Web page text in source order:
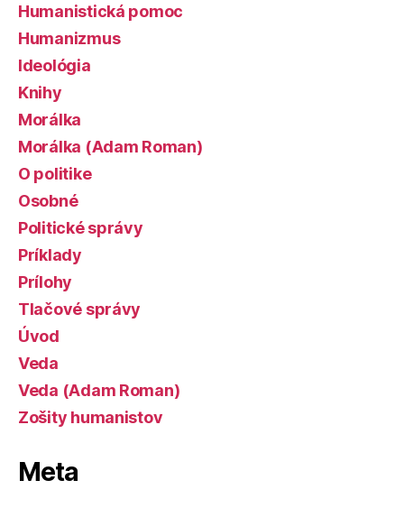
Humanistická pomoc
Humanizmus
Ideológia
Knihy
Morálka
Morálka (Adam Roman)
O politike
Osobné
Politické správy
Príklady
Prílohy
Tlačové správy
Úvod
Veda
Veda (Adam Roman)
Zošity humanistov
Meta